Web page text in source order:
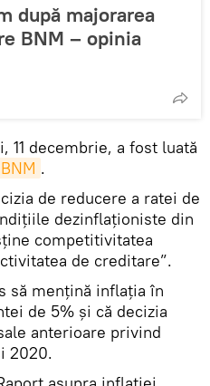
după majorarea
BNM – opinia
11 decembrie, a fost luată
BNM .
de reducere a ratei de
dezinflaționiste din
competitivitatea
de creditare”.
să mențină inflația în
de 5% și că decizia
anterioare privind
2020.